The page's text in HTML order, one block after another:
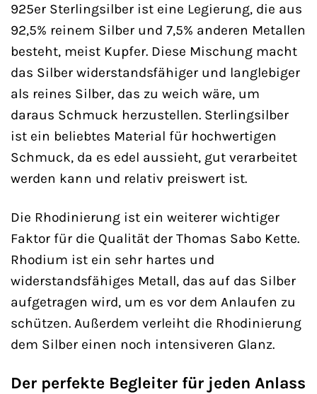
925er Sterlingsilber ist eine Legierung, die aus
92,5% reinem Silber und 7,5% anderen Metallen
besteht, meist Kupfer. Diese Mischung macht
das Silber widerstandsfähiger und langlebiger
als reines Silber, das zu weich wäre, um
daraus Schmuck herzustellen. Sterlingsilber
ist ein beliebtes Material für hochwertigen
Schmuck, da es edel aussieht, gut verarbeitet
werden kann und relativ preiswert ist.
Die Rhodinierung ist ein weiterer wichtiger
Faktor für die Qualität der Thomas Sabo Kette.
Rhodium ist ein sehr hartes und
widerstandsfähiges Metall, das auf das Silber
aufgetragen wird, um es vor dem Anlaufen zu
schützen. Außerdem verleiht die Rhodinierung
dem Silber einen noch intensiveren Glanz.
Der perfekte Begleiter für jeden Anlass